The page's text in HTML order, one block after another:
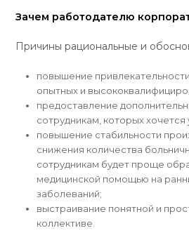
Зачем работодателю
Причины рациональные и
повышение
опытных и
предоставление
сотрудникам, которых хочется
повышение стабильности
снижения количества
сотрудникам будет проще
медицинской помощью на
заболеваний;
выстраивание понятной и
коллективе.